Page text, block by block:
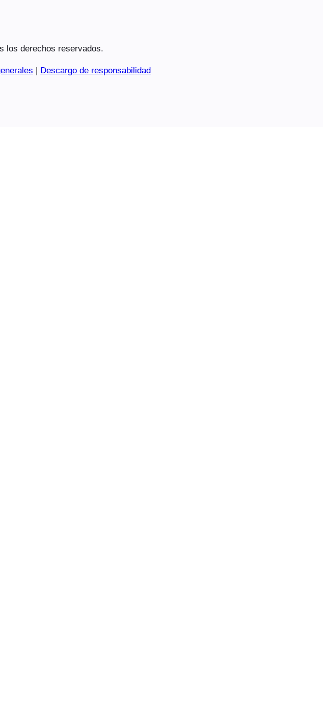
los derechos reservados.
| Descargo de responsabilidad